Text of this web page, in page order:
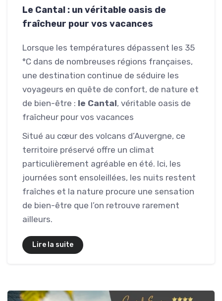
Le Cantal : un véritable oasis de
fraîcheur pour vos vacances
Lorsque les températures dépassent les 35
°C dans de nombreuses régions françaises,
une destination continue de séduire les
voyageurs en quête de confort, de nature et
de bien-être : le Cantal, véritable oasis de
fraîcheur pour vos vacances
Situé au cœur des volcans d’Auvergne, ce
territoire préservé offre un climat
particulièrement agréable en été. Ici, les
journées sont ensoleillées, les nuits restent
fraîches et la nature procure une sensation
de bien-être que l’on retrouve rarement
ailleurs.
Lire la suite